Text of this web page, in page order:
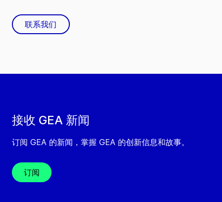
接收 GEA 新闻
订阅 GEA 的新闻，掌握 GEA 的创新信息和故事。
订阅
联系我们